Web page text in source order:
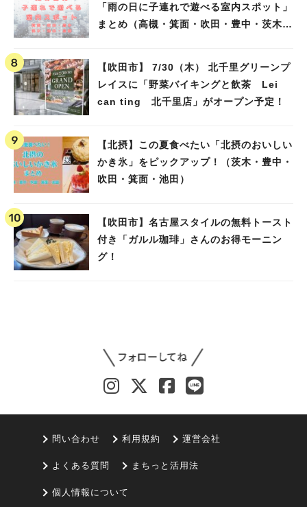
「雨の日に子連れで遊べる室内スポット」
まとめ（高槻・箕面・吹田・豊中・茨木・
【吹田市】 7/30（木） 北千里グリーンプ
レイスに「野菜バイキングと飲茶 Lei
can ting 北千里店」がオープン予定！
【北摂】この夏食べたい「北摂のおいしい
かき氷」をピックアップ！（茨木・豊中・
吹田・箕面・池田）
【吹田市】名古屋スタイルの無料トースト
付き「ガルル珈琲」さんのお得モーニン
グ！
問い合わせ 利用規約 運営会社
よくある質問 まちっと活用法
個人情報について